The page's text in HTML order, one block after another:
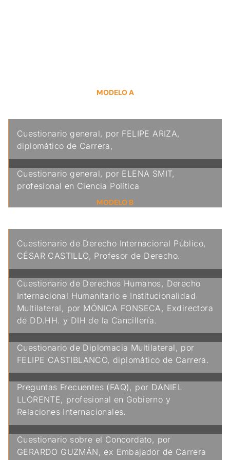
MODELO A
Cuestionario general, por FELIPE ARIZA,
diplomático de Carrera,
Cuestionario general, por ELENA SMIT,
profesional en Ciencia Política
MODELO B
Cuestionario de Derecho Internacional Público,
CÉSAR CASTILLO, Profesor de Derecho.
Cuestionario de Derechos Humanos, Derecho
Internacional Humanitario e Institucionalidad
Multilateral, por MÓNICA FONSECA, Exdirectora
de DD.HH. y DIH de la Cancillería.
Cuestionario de Diplomacia Multilateral, por
FELIPE CASTIBLANCO, diplomático de Carrera.
Preguntas Frecuentes (FAQ), por DANIEL
LLORENTE, profesional en Gobierno y
Relaciones Internacionales.
Cuestionario sobre el Concordato, por
GERARDO GUZMÁN, ex Embajador de Carrera